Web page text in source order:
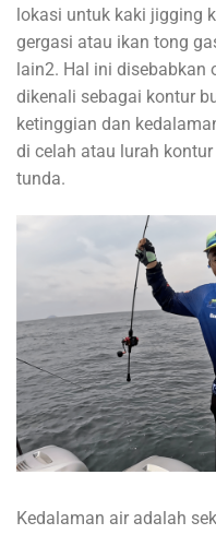
lokasi untuk kaki jigging
gergasi atau ikan tong
lain2. Hal ini
dikenali sebagai kontur
ketinggian dan
di celah atau lurah
tunda.
Kedalaman air adalah